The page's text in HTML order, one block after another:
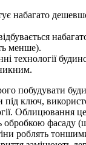
набагато
менше).
технології
побудувати
ключ,
Облицювання
обробкою фасаду
роблять